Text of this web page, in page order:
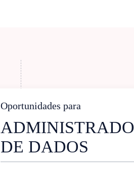
Oportunidades para
DE DADOS